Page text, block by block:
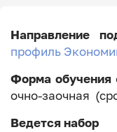
Направление
профиль
Форма обучения
очно-заочная
Ведется набор